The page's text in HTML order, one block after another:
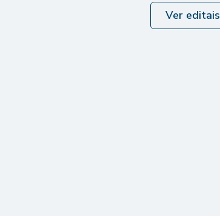
Ver editais